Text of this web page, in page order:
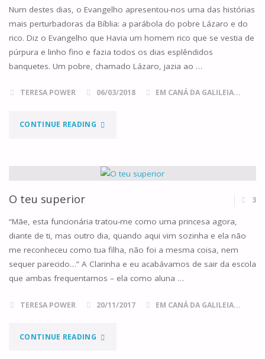
SACRAMENTO
DA
CARIDADE"
Num destes dias, o Evangelho apresentou-nos uma das histórias
mais perturbadoras da Bíblia: a parábola do pobre Lázaro e do
rico. Diz o Evangelho que Havia um homem rico que se vestia de
púrpura e linho fino e fazia todos os dias esplêndidos
banquetes. Um pobre, chamado Lázaro, jazia ao …
TERESA POWER 06/03/2018 EM CANÁ DA GALILEIA...
CONTINUE READING"O
LÁZARO,
RICO
E
A
O teu superior 3
“Mãe, esta funcionária tratou-me como uma princesa agora,
diante de ti, mas outro dia, quando aqui vim sozinha e ela não
me reconheceu como tua filha, não foi a mesma coisa, nem
sequer parecido…” A Clarinha e eu acabávamos de sair da escola
que ambas frequentamos – ela como aluna …
TERESA POWER 20/11/2017 EM CANÁ DA GALILEIA...
CONTINUE READING"O